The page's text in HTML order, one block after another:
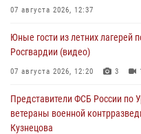
07 августа 2026, 12:37
Юные гости из летних лагерей
Росгвардии (видео)
07 августа 2026, 12:20 3
Представители ФСБ России по
ветераны военной
Кузнецова